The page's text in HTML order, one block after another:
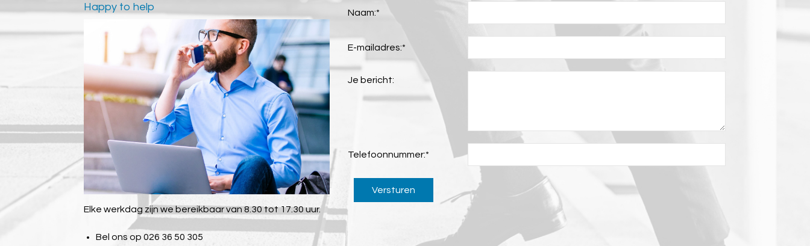
Happy to help
Elke werkdag zijn we bereikbaar van 8.30 tot 17.30 uur.
Bel ons op 026 36 50 305
Naam:*
E-mailadres:*
Je bericht:
Telefoonnummer:*
Versturen